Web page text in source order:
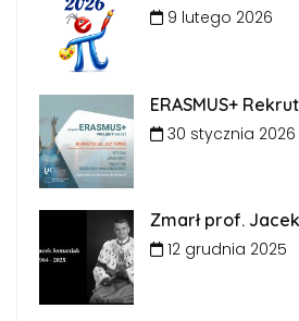
9 lutego 2026
ERASMUS+
30 stycznia 2026
Zmarł prof.
12 grudnia 2025